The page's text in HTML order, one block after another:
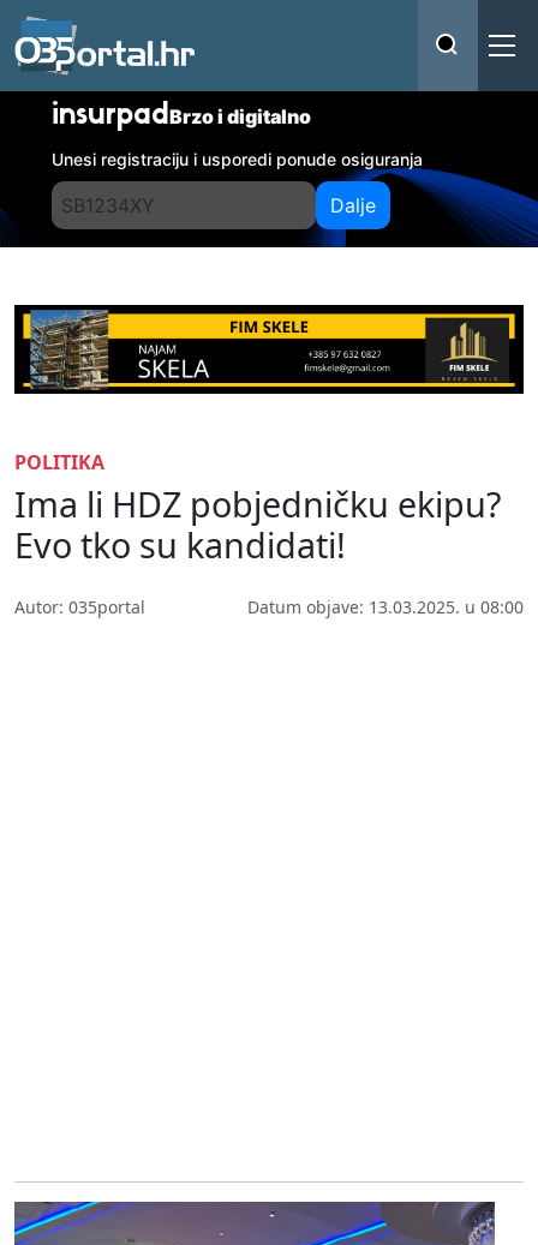
insurpadBrzo i digitalno
Unesi registraciju i usporedi ponude osiguranja
Dalje
POLITIKA
Ima li HDZ pobjedničku ekipu?
Evo tko su kandidati!
Autor: 035portal Datum objave: 13.03.2025. u 08:00